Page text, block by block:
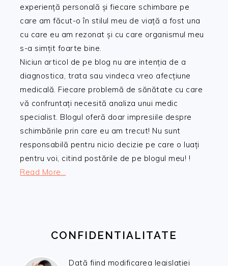
experiență personală și fiecare schimbare pe
care am făcut-o în stilul meu de viață a fost una
cu care eu am rezonat și cu care organismul meu
s-a simțit foarte bine.
Niciun articol de pe blog nu are intenția de a
diagnostica, trata sau vindeca vreo afecțiune
medicală. Fiecare problemă de sănătate cu care
vă confruntați necesită analiza unui medic
specialist. Blogul oferă doar impresiile despre
schimbările prin care eu am trecut! Nu sunt
responsabilă pentru nicio decizie pe care o luați
pentru voi, citind postările de pe blogul meu! !
Read More…
CONFIDENTIALITATE
Dată fiind modificarea legislației